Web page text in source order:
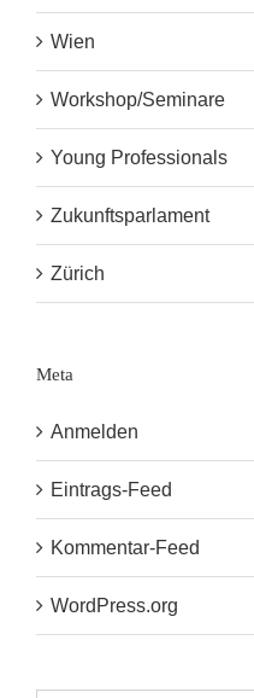
Wien
Workshop/Seminare
Young Professionals
Zukunftsparlament
Zürich
Meta
Anmelden
Eintrags-Feed
Kommentar-Feed
WordPress.org